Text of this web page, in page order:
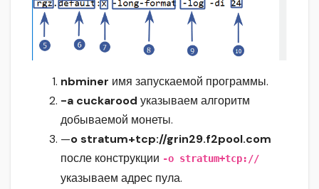
nbminer имя запускаемой программы.
-a cuckarood указываем алгоритм
добываемой монеты.
—o stratum+tcp://grin29.f2pool.com
после конструкции -o stratum+tcp://
указываем адрес пула.